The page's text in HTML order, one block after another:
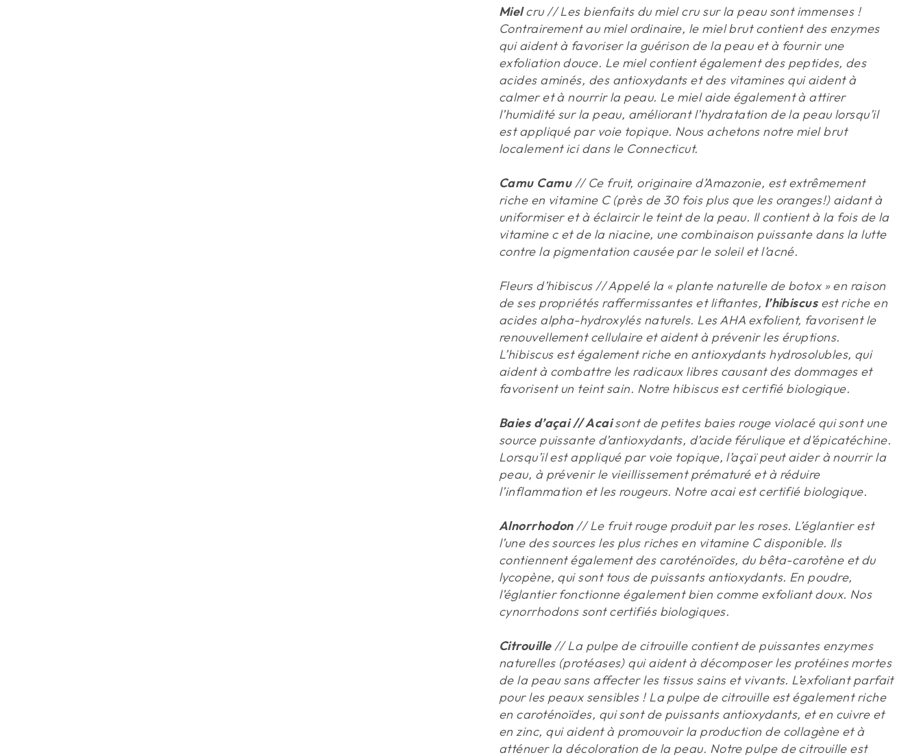
Mielcru // Les bienfaits du miel cru sur la peau sont immenses !
Contrairement au miel ordinaire, le miel brut contient des enzymes
qui aident à favoriser la guérison de la peau et à fournir une
exfoliation douce. Le miel contient également des peptides, des
acides aminés, des antioxydants et des vitamines qui aident à
calmer et à nourrir la peau. Le miel aide également à attirer
l’humidité sur la peau, améliorant l’hydratation de la peau lorsqu’il
est appliqué par voie topique. Nous achetons notre miel brut
localement ici dans le Connecticut.
Camu Camu// Ce fruit, originaire d’Amazonie, est extrêmement
riche en vitamine C (près de 30 fois plus que les oranges!) aidant à
uniformiser et à éclaircir le teint de la peau. Il contient à la fois de la
vitamine c et de la niacine, une combinaison puissante dans la lutte
contre la pigmentation causée par le soleil et l’acné.
Fleurs d’hibiscus // Appelé la « plante naturelle de botox » en raison
de ses propriétés raffermissantes et liftantes, l’hibiscusest riche en
acides alpha-hydroxylés naturels. Les AHA exfolient, favorisent le
renouvellement cellulaire et aident à prévenir les éruptions.
L’hibiscus est également riche en antioxydants hydrosolubles, qui
aident à combattre les radicaux libres causant des dommages et
favorisent un teint sain. Notre hibiscus est certifié biologique.
Baies d’açai // Acaisont de petites baies rouge violacé qui sont une
source puissante d’antioxydants, d’acide férulique et d’épicatéchine.
Lorsqu’il est appliqué par voie topique, l’açaï peut aider à nourrir la
peau, à prévenir le vieillissement prématuré et à réduire
l’inflammation et les rougeurs. Notre acai est certifié biologique.
Alnorrhodon// Le fruit rouge produit par les roses. L’églantier est
l’une des sources les plus riches en vitamine C disponible. Ils
contiennent également des caroténoïdes, du bêta-carotène et du
lycopène, qui sont tous de puissants antioxydants. En poudre,
l’églantier fonctionne également bien comme exfoliant doux. Nos
cynorrhodons sont certifiés biologiques.
Citrouille// La pulpe de citrouille contient de puissantes enzymes
naturelles (protéases) qui aident à décomposer les protéines mortes
de la peau sans affecter les tissus sains et vivants. L’exfoliant parfait
pour les peaux sensibles ! La pulpe de citrouille est également riche
en caroténoïdes, qui sont de puissants antioxydants, et en cuivre et
en zinc, qui aident à promouvoir la production de collagène et à
atténuer la décoloration de la peau. Notre pulpe de citrouille est